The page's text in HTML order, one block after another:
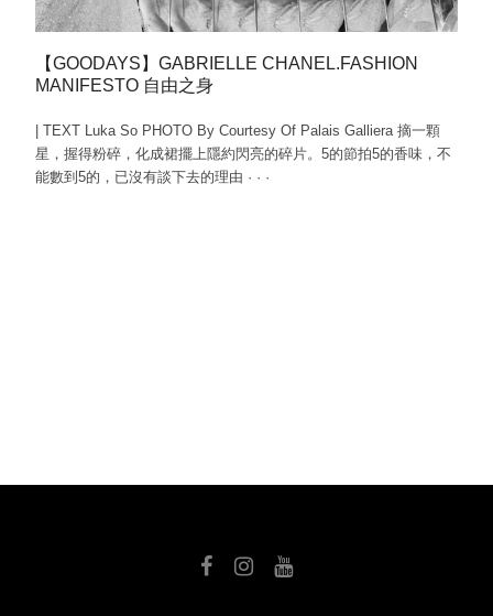
【GOODAYS】GABRIELLE CHANEL.FASHION
MANIFESTO 自由之身
| TEXT Luka So PHOTO By Courtesy Of Palais Galliera 摘一顆
星，握得粉碎，化成裙擺上隱約閃亮的碎片。5的節拍5的香味，不
能數到5的，已沒有談下去的理由 · · ·